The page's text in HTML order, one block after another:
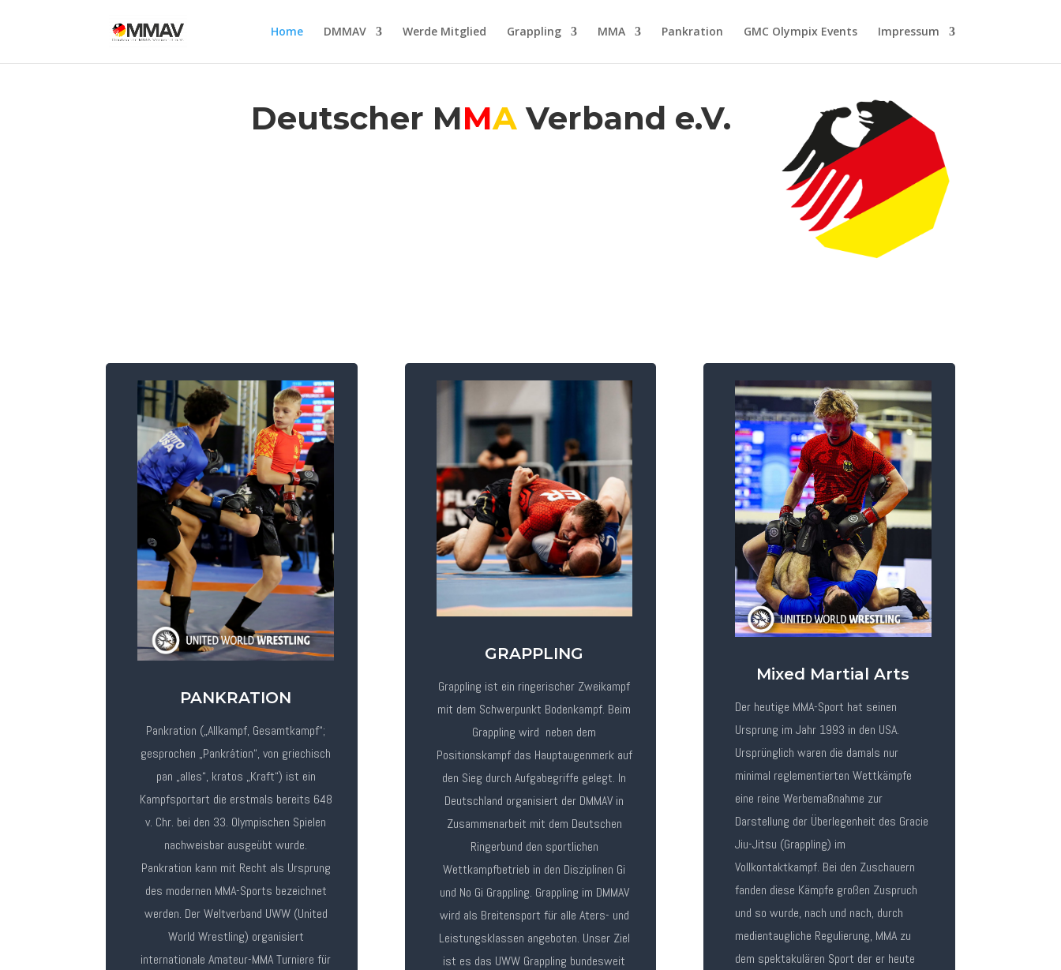
Home DMMAV Werde Mitglied Grappling MMA Pankration GMC Olympix Events Impressum
Deutscher MMA Verband e.V.
PANKRATION
Pankration („Allkampf, Gesamtkampf“;
gesprochen „Pankrátion“, von griechisch
pan „alles“, kratos „Kraft“) ist ein
Kampfsportart die erstmals bereits 648
v. Chr. bei den 33. Olympischen Spielen
nachweisbar ausgeübt wurde.
Pankration kann mit Recht als Ursprung
des modernen MMA-Sports bezeichnet
werden. Der Weltverband UWW (United
World Wrestling) organisiert
internationale Amateur-MMA Turniere für
GRAPPLING
Grappling ist ein ringerischer Zweikampf
mit dem Schwerpunkt Bodenkampf. Beim
Grappling wird neben dem
Positionskampf das Hauptaugenmerk auf
den Sieg durch Aufgabegriffe gelegt. In
Deutschland organisiert der DMMAV in
Zusammenarbeit mit dem Deutschen
Ringerbund den sportlichen
Wettkampfbetrieb in den Disziplinen Gi
und No Gi Grappling. Grappling im DMMAV
wird als Breitensport für alle Aters- und
Leistungsklassen angeboten. Unser Ziel
ist es das UWW Grappling bundesweit
Mixed Martial Arts
Der heutige MMA-Sport hat seinen
Ursprung im Jahr 1993 in den USA.
Ursprünglich waren die damals nur
minimal reglementierten Wettkämpfe
eine reine Werbemaßnahme zur
Darstellung der Überlegenheit des Gracie
Jiu-Jitsu (Grappling) im
Vollkontaktkampf. Bei den Zuschauern
fanden diese Kämpfe großen Zuspruch
und so wurde, nach und nach, durch
medientaugliche Regulierung, MMA zu
dem spektakulären Sport der er heute